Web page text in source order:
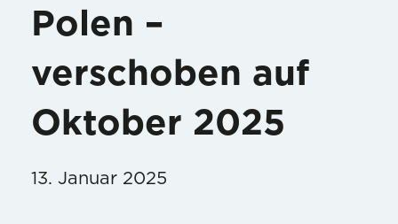
Polen –
verschoben auf
Oktober 2025
13. Januar 2025